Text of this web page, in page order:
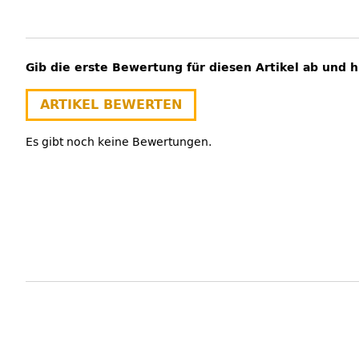
Gib die erste Bewertung für diesen Artikel ab und
ARTIKEL BEWERTEN
Es gibt noch keine Bewertungen.